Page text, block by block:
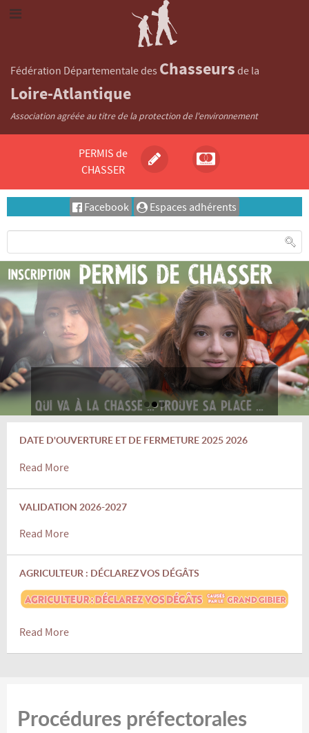
Fédération Départementale des Chasseurs de la
Loire-Atlantique
Association agréée au titre de la protection de l'environnement
PERMIS de
CHASSER
Facebook Espaces adhérents
DATE D'OUVERTURE ET DE FERMETURE 2025 2026
Read More
VALIDATION 2026-2027
Read More
AGRICULTEUR : DÉCLAREZ VOS DÉGÂTS
Read More
Procédures préfectorales